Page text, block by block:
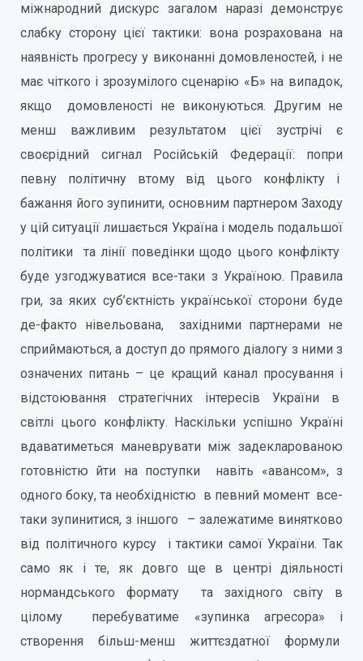
міжнародний дискурс загалом наразі демонструє
слабку сторону цієї тактики: вона розрахована на
наявність прогресу у виконанні домовленостей, і не
має чіткого і зрозумілого сценарію «Б» на випадок,
якщо домовленості не виконуються. Другим не
менш важливим результатом цієї зустрічі є
своєрідний сигнал Російській Федерації: попри
певну політичну втому від цього конфлікту і
бажання його зупинити, основним партнером Заходу
у цій ситуації лишається Україна і модель подальшої
політики та лінії поведінки щодо цього конфлікту
буде узгоджуватися все-таки з Україною. Правила
гри, за яких суб’єктність української сторони буде
де-факто нівельована, західними партнерами не
сприймаються, а доступ до прямого діалогу з ними з
означених питань – це кращий канал просування і
відстоювання стратегічних інтересів України в
світлі цього конфлікту. Наскільки успішно Україні
вдаватиметься маневрувати між задекларованою
готовністю йти на поступки навіть «авансом», з
одного боку, та необхідністю в певний момент все-
таки зупинитися, з іншого – залежатиме винятково
від політичного курсу і тактики самої України. Так
само як і те, як довго ще в центрі діяльності
нормандського формату та західного світу в
цілому перебуватиме «зупинка агресора» і
створення більш-менш життєздатної формули